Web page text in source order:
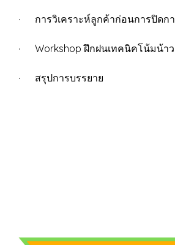
· การวิเคราะห์ลูกค้าก่อนการปิดก
· Workshop ฝึกฝนเทคนิคโน้มน้า
· สรุปการบรรยาย